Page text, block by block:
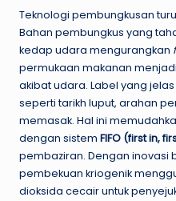
Teknologi pembungkusan
Bahan pembungkus yang
kedap udara mengurangkan
permukaan makanan
akibat udara. Label yang
seperti tarikh luput, arahan
memasak. Hal ini
dengan sistem FIFO (first in,
pembaziran. Dengan inovasi
pembekuan kriogenik
dioksida cecair untuk